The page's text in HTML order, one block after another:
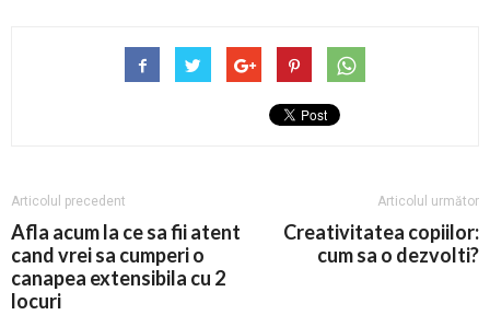
Articolul precedent
Afla acum la ce sa fii atent
cand vrei sa cumperi o
canapea extensibila cu 2
locuri
Articolul următor
Creativitatea copiilor:
cum sa o dezvolti?